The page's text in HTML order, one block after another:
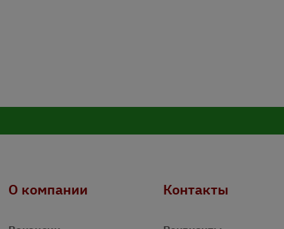
О компании Контакты